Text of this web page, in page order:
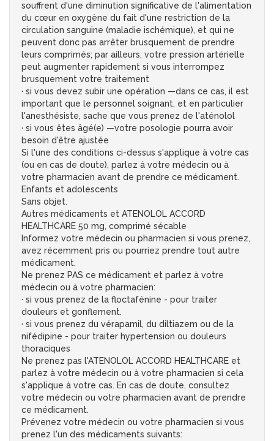
souffrent d'une diminution significative de l'alimentation
du cœur en oxygène du fait d'une restriction de la
circulation sanguine (maladie ischémique), et qui ne
peuvent donc pas arrêter brusquement de prendre
leurs comprimés; par ailleurs, votre pression artérielle
peut augmenter rapidement si vous interrompez
brusquement votre traitement
· si vous devez subir une opération —dans ce cas, il est
important que le personnel soignant, et en particulier
l'anesthésiste, sache que vous prenez de l'aténolol
· si vous êtes âgé(e) —votre posologie pourra avoir
besoin d'être ajustée
Si l'une des conditions ci-dessus s'applique à votre cas
(ou en cas de doute), parlez à votre médecin ou à
votre pharmacien avant de prendre ce médicament.
Enfants et adolescents
Sans objet.
Autres médicaments et ATENOLOL ACCORD
HEALTHCARE 50 mg, comprimé sécable
Informez votre médecin ou pharmacien si vous prenez,
avez récemment pris ou pourriez prendre tout autre
médicament.
Ne prenez PAS ce médicament et parlez à votre
médecin ou à votre pharmacien:
· si vous prenez de la floctafénine - pour traiter
douleurs et gonflement.
· si vous prenez du vérapamil, du diltiazem ou de la
nifédipine - pour traiter hypertension ou douleurs
thoraciques
Ne prenez pas l'ATENOLOL ACCORD HEALTHCARE et
parlez à votre médecin ou à votre pharmacien si cela
s'applique à votre cas. En cas de doute, consultez
votre médecin ou votre pharmacien avant de prendre
ce médicament.
Prévenez votre médecin ou votre pharmacien si vous
prenez l'un des médicaments suivants: